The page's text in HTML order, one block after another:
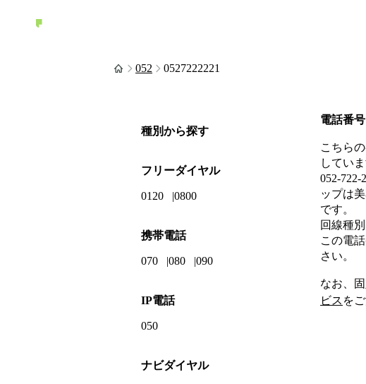
052 0527222221
電話番号
こちら
していま
052-722-
ップは
です。
回線種
この電
さい。
なお、
ビス を
種別から探す
フリーダイヤル
0120 0800
携帯電話
070 080 090
IP電話
050
ナビダイヤル